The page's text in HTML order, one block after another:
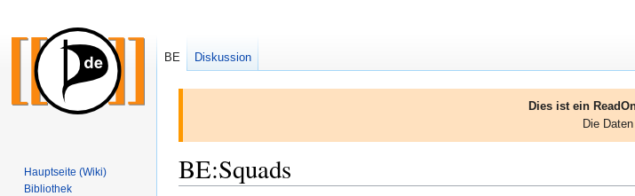
Dies ist ein
Die
BE:Squads
BE Diskussion
Hauptseite (Wiki)
Bibliothek